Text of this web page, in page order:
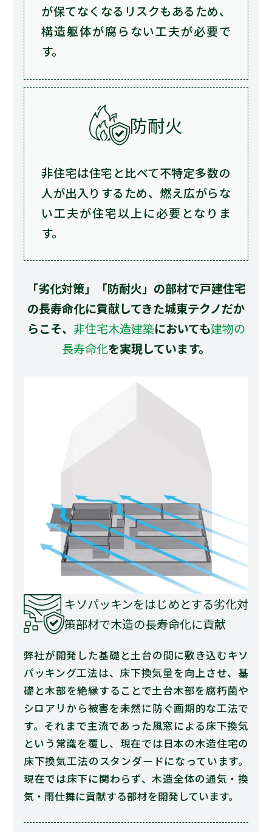
が保てなくなるリスクもあるため、
構造躯体が腐らない工夫が必要で
す。
防耐火
非住宅は住宅と比べて不特定多数の
人が出入りするため、燃え広がらな
い工夫が住宅以上に必要となりま
す。
「劣化対策」「防耐火」の部材で戸建住宅
の長寿命化に貢献してきた城東テクノだか
らこそ、 非住宅木造建築においても建物の
長寿命化を実現しています。
キソパッキンをはじめとする劣化対
策部材で木造の長寿命化に貢献
弊社が開発した基礎と土台の間に敷き込むキソ
パッキング工法は、床下換気量を向上させ、基
礎と木部を絶縁することで土台木部を腐朽菌や
シロアリから被害を未然に防ぐ画期的な工法で
す。それまで主流であった風窓による床下換気
という常識を覆し、現在では日本の木造住宅の
床下換気工法のスタンダードになっています。
現在では床下に関わらず、木造全体の通気・換
気・雨仕舞に貢献する部材を開発しています。